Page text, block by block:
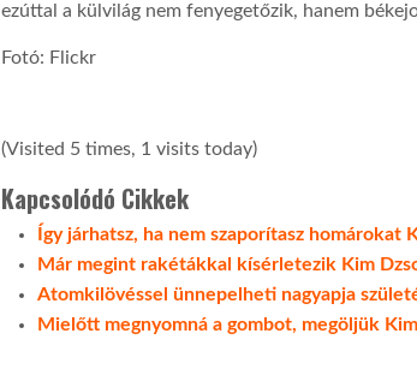
ezúttal a külvilág nem fenyegetőzik, hanem
Fotó: Flickr
(Visited 5 times, 1 visits today)
Kapcsolódó Cikkek
Így járhatsz, ha nem szaporítasz homárokat
Már megint rakétákkal kísérletezik Kim
Atomkilövéssel ünnepelheti nagyapja
Mielőtt megnyomná a gombot, megöljük